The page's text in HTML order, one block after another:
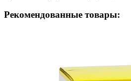
Рекомендованные товары: